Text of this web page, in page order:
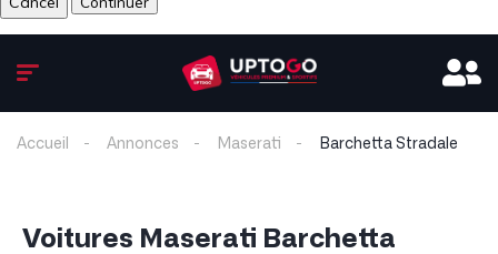
Accueil Annonces Maserati Barchetta Stradale
Voitures Maserati Barchetta